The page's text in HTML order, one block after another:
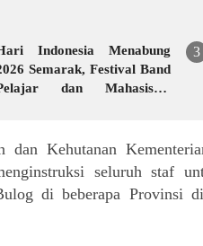
Indonesia Menabung
Semarak, Festival Band
dan Mahasiswa
Band Raih Juara
Kehutanan
seluruh staf
di beberapa Provinsi